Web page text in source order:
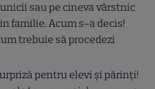
sau pe cineva vârstnic
familie. Acum s-a decis!
trebuie să procedezi
pentru elevi și părinți!